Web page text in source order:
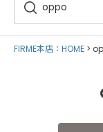
FIRME本店：HOME